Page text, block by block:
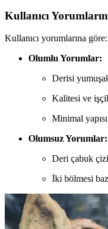
Kullanıcı
Kullanıcı yorumlarına göre:
Olumlu Yorumlar:
Derisi
Kalitesi ve
Minimal
Olumsuz Yorumlar:
Deri çabuk
İki bölmesi